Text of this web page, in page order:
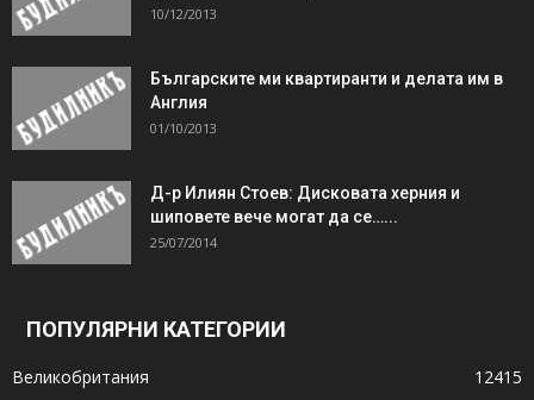
10/12/2013
Българските ми квартиранти и делата им в
Англия
01/10/2013
Д-р Илиян Стоев: Дисковата херния и
шиповете вече могат да се…...
25/07/2014
ПОПУЛЯРНИ КАТЕГОРИИ
Великобритания
12415